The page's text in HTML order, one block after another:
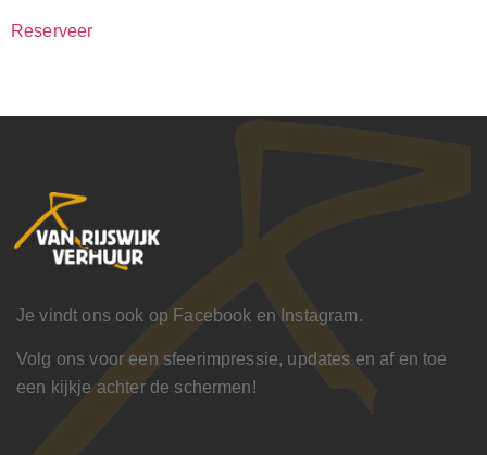
Reserveer
Je vindt ons ook op Facebook en Instagram.
Volg ons voor een sfeerimpressie, updates en af en toe
een kijkje achter de schermen!